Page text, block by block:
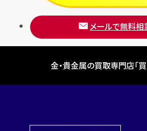
メールで無料相
金・貴金属の買取専門店「